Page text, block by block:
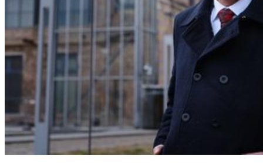
Deutsch-Israelische Hilfe für krebskranke Kinder e.V.
2010:André Schmitz
2011:Prof. Michael Blumenthal
Angela Merkel
2018:Wolfgang Schäuble